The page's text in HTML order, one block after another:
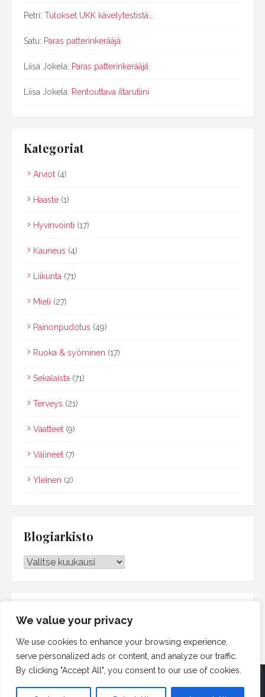
We value your privacy
We use cookies to enhance your browsing experience,
serve personalized ads or content, and analyze our traffic.
By clicking "Accept All", you consent to our use of cookies.
Petri: Tulokset UKK kävelytestistä…
Satu: Paras patterinkerääjä
Liisa Jokela: Paras patterinkerääjä
Liisa Jokela: Rentouttava iltarutiini
Kategoriat
Arviot (4)
Haaste (1)
Hyvinvointi (17)
Kauneus (4)
Liikunta (71)
Mieli (27)
Painonpudotus (49)
Ruoka & syöminen (17)
Sekalaista (71)
Terveys (21)
Vaatteet (9)
Välineet (7)
Yleinen (2)
Blogiarkisto
Blogiarkisto
© 2026 Satsinen